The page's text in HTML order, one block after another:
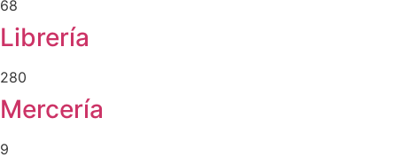
68
Librería
280
Mercería
9